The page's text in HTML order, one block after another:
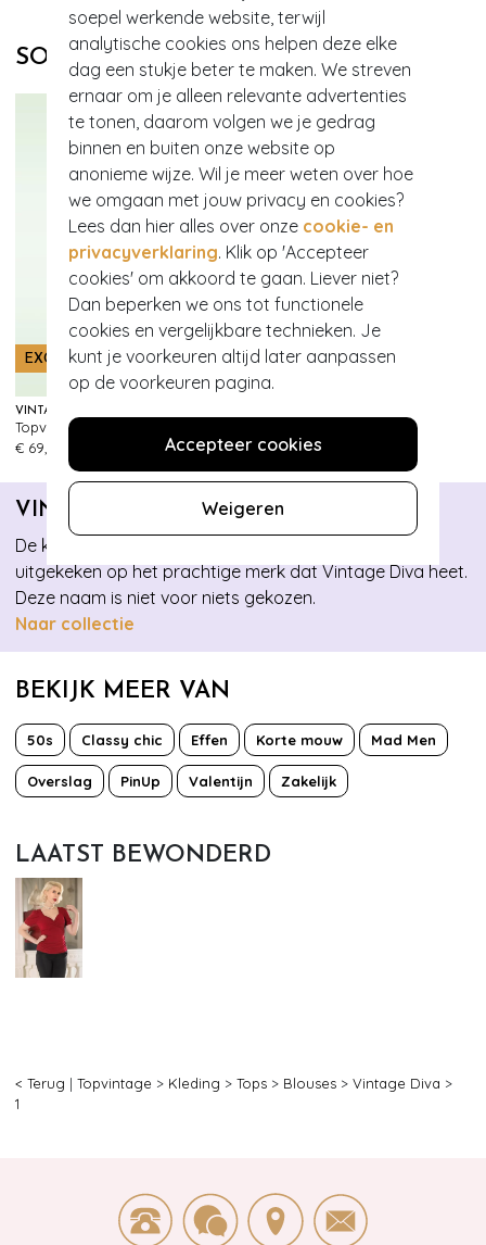
soepel werkende website, terwijl
analytische cookies ons helpen deze elke
dag een stukje beter te maken. We streven
ernaar om je alleen relevante advertenties
te tonen, daarom volgen we je gedrag
binnen en buiten onze website op
anonieme wijze. Wil je meer weten over hoe
we omgaan met jouw privacy en cookies?
Lees dan hier alles over onze cookie- en
privacyverklaring. Klik op 'Accepteer
cookies' om akkoord te gaan. Liever niet?
Dan beperken we ons tot functionele
cookies en vergelijkbare technieken. Je
kunt je voorkeuren altijd later aanpassen
op de voorkeuren pagina.
Accepteer cookies
Weigeren
SOORTGELIJKE PRODUCTEN
EXCLUSIEF
€ 69,95
EXCLUSIEF
€ 65,95
VINTAGE DIVA
De kleuren, de vormen, de stoffen… We raken niet
uitgekeken op het prachtige merk dat Vintage Diva heet.
Deze naam is niet voor niets gekozen.
Naar collectie
BEKIJK MEER VAN
50s Classy chic Effen Korte mouw Mad Men
Overslag PinUp Valentijn Zakelijk
LAATST BEWONDERD
< Terug | Topvintage > Kleding > Tops > Blouses > Vintage Diva >
1